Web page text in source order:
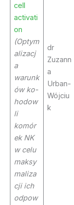
cell
activati
on
(Optym
alizacj
a
warunk
ów ko-
hodow
li
komór
ek NK
w celu
maksy
maliza
cji ich
odpow
dr
Zuzann
a
Urban-
Wójciu
k